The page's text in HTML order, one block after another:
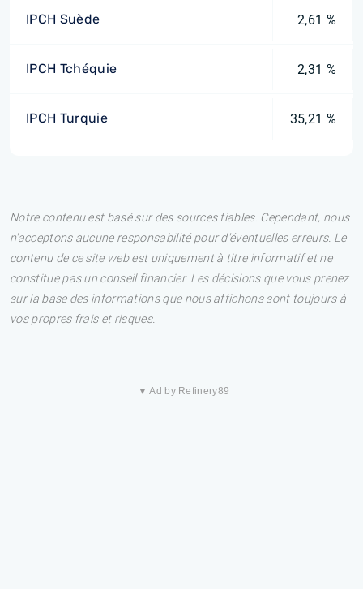
IPCH Suède 2,61 %
IPCH Tchéquie 2,31 %
IPCH Turquie 35,21 %
Notre contenu est basé sur des sources fiables. Cependant, nous
n'acceptons aucune responsabilité pour d'éventuelles erreurs. Le
contenu de ce site web est uniquement à titre informatif et ne
constitue pas un conseil financier. Les décisions que vous prenez
sur la base des informations que nous affichons sont toujours à
vos propres frais et risques.
▼ Ad by Refinery89